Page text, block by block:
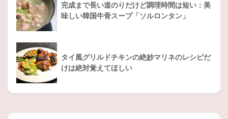
完成まで長い道のりだけど調理時間は短い：美
味しい韓国牛骨スープ「ソルロンタン」
タイ風グリルドチキンの絶妙マリネのレシピだ
けは絶対覚えてほしい